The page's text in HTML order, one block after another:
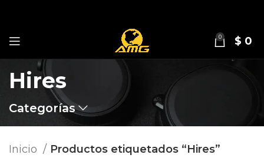
0 $ 0
Hires
Categorías
Inicio
Productos etiquetados “Hires”